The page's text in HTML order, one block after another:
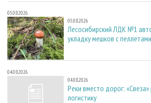
05.08.2026
05.08.2026
Лесосибирский ЛДК №1
укладку мешков с пеллетами
04.08.2026
04.08.2026
Реки вместо дорог:
логистику